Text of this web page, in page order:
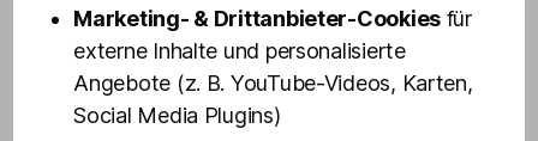
Olivia Ahoi! Hamburgs schrille Party-
Hafenrundfahrt mit OLIVIA JONES und Familie
Jetzt buchen
Marketing- & Drittanbieter-Cookies für
externe Inhalte und personalisierte
Angebote (z. B. YouTube-Videos, Karten,
Social Media Plugins)